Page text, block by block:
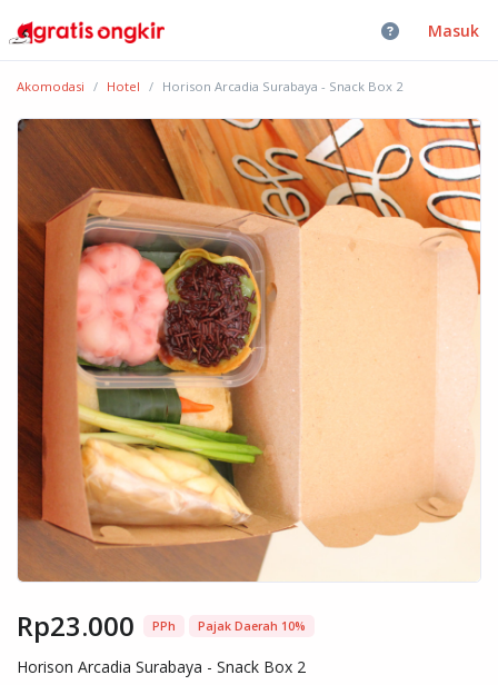
Masuk
Akomodasi Hotel Horison Arcadia Surabaya - Snack Box 2
Rp23.000 PPh Pajak Daerah 10%
Horison Arcadia Surabaya - Snack Box 2